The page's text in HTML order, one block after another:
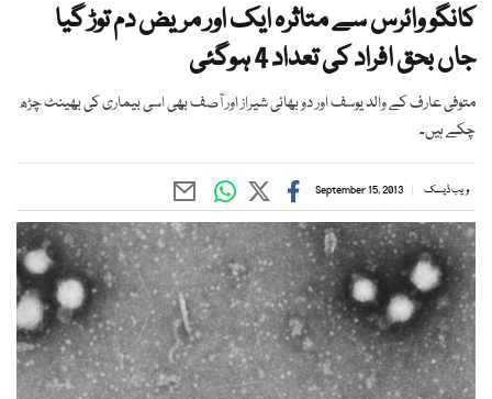
کانگو وائرس سے متاثرہ ایک اور مریض دم توڑ گیا
جاں بحق افراد کی تعداد 4 ہوگئی
متوفی عارف کے والد یوسف اور دو بھائی شیراز اور آصف بھی اسی بیماری کی بھینٹ چڑھ
چکے ہیں۔
ویب ڈیسک September 15, 2013